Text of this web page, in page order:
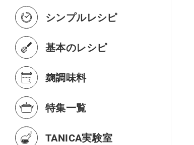
シンプルレシピ
基本のレシピ
麹調味料
特集一覧
TANICA実験室